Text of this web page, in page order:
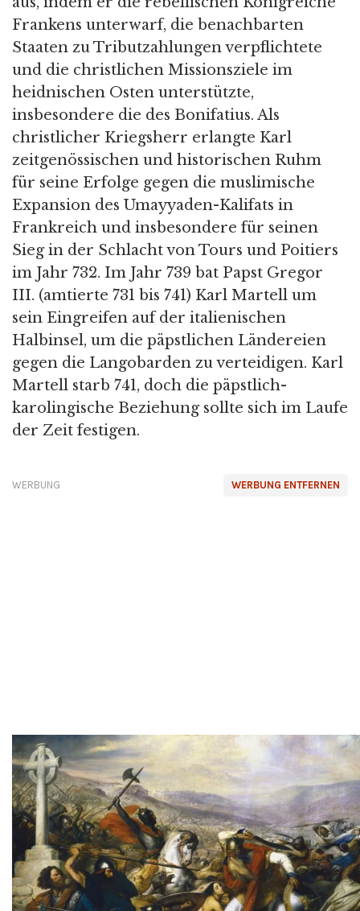
Frankens unterwarf, die benachbarten
Staaten zu Tributzahlungen verpflichtete
und die christlichen Missionsziele im
heidnischen Osten unterstützte,
insbesondere die des Bonifatius. Als
christlicher Kriegsherr erlangte Karl
zeitgenössischen und historischen Ruhm
für seine Erfolge gegen die muslimische
Expansion des Umayyaden-Kalifats in
Frankreich und insbesondere für seinen
Sieg in der Schlacht von Tours und Poitiers
im Jahr 732. Im Jahr 739 bat Papst Gregor
III. (amtierte 731 bis 741) Karl Martell um
sein Eingreifen auf der italienischen
Halbinsel, um die päpstlichen Ländereien
gegen die Langobarden zu verteidigen. Karl
Martell starb 741, doch die päpstlich-
karolingische Beziehung sollte sich im Laufe
der Zeit festigen.
WERBUNG ENTFERNEN
WERBUNG